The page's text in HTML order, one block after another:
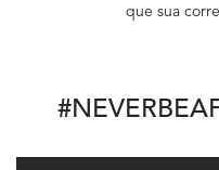
que sua